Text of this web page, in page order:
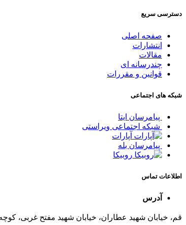
دسترسی سریع
صفحه اصلی
انتشارات
مقالات
چندرسانه ای
قوانین و مقررات
شبکه های اجتماعی
پیامرسان ایتا
شبکه اجتماعی ویراستی
آپارات
پیامرسان بله
روبیکا
اطلاعات تماس
آدرس
قم، خیابان شهید عطاران، خیابان شهید مفتح غربی، کوچه 17، پلاک